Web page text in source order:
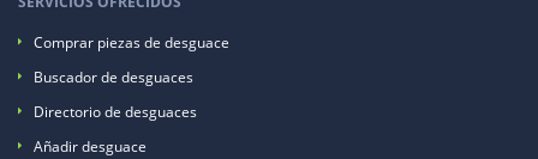
Comprar piezas de desguace
Buscador de desguaces
Directorio de desguaces
Añadir desguace